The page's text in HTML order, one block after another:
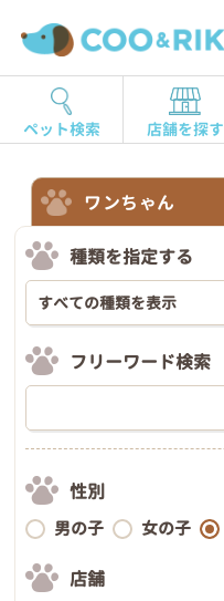
ペット検索 店舗を探す
ワンちゃん
種類を指定する
フリーワード検索
性別
男の子 女の子
店舗